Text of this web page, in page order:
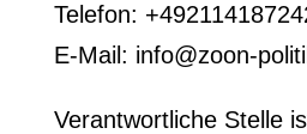
Telefon:
E-Mail: info@zoon-
Verantwortliche Stelle